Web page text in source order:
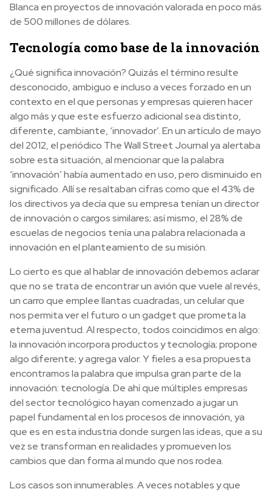
Blanca en proyectos de innovación valorada en poco más
de 500 millones de dólares.
Tecnología como base de la innovación
¿Qué significa innovación? Quizás el término resulte
desconocido, ambiguo e incluso a veces forzado en un
contexto en el que personas y empresas quieren hacer
algo más y que este esfuerzo adicional sea distinto,
diferente, cambiante, ‘innovador’. En un artículo de mayo
del 2012, el periódico The Wall Street Journal ya alertaba
sobre esta situación, al mencionar que la palabra
‘innovación’ había aumentado en uso, pero disminuido en
significado. Allí se resaltaban cifras como que el 43% de
los directivos ya decía que su empresa tenían un director
de innovación o cargos similares; así mismo, el 28% de
escuelas de negocios tenía una palabra relacionada a
innovación en el planteamiento de su misión.
Lo cierto es que al hablar de innovación debemos aclarar
que no se trata de encontrar un avión que vuele al revés,
un carro que emplee llantas cuadradas, un celular que
nos permita ver el futuro o un gadget que prometa la
eterna juventud. Al respecto, todos coincidimos en algo:
la innovación incorpora productos y tecnología; propone
algo diferente; y agrega valor. Y fieles a esa propuesta
encontramos la palabra que impulsa gran parte de la
innovación: tecnología. De ahí que múltiples empresas
del sector tecnológico hayan comenzado a jugar un
papel fundamental en los procesos de innovación, ya
que es en esta industria donde surgen las ideas, que a su
vez se transforman en realidades y promueven los
cambios que dan forma al mundo que nos rodea.
Los casos son innumerables. A veces notables y que